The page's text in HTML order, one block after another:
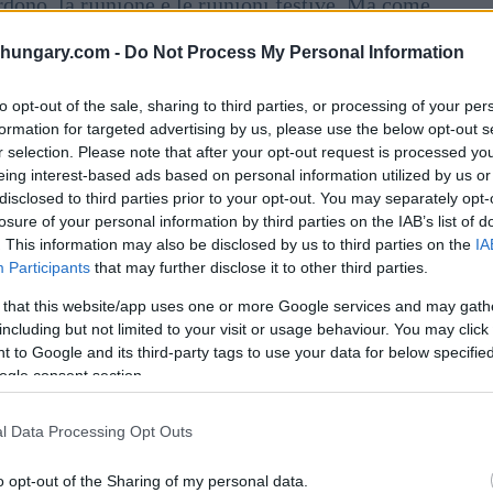
- Do Not Process My Personal Information
opt-out of the sale, sharing to third parties, or processing of your
for targeted advertising by us, please use the below opt-out
selection. Please note that after your opt-out request is processed
interest-based ads based on personal information utilized by us
to third parties prior to your opt-out. You may separately
of your personal information by third parties on the IAB’s list of
This information may also be disclosed by us to third parties on the
Participants that may further disclose it to other third parties.
that this website/app uses one or more Google services and may
but not limited to your visit or usage behaviour. You may
to Google and its third-party tags to use your data for below
consent section.
Data Processing Opt Outs
opt-out of the Sharing of my personal data.
chilometri di distanza da casa?
una miscela di emozioni, tra cui la gratitudine, la
vibrante dell’Indonesia, offre un
vita quotidiana. La chiamata alla preghiera risuona
vendono takjil (snack per rompere il digiuno)
sera.
più tranquillo. Pertanto, per gli indonesiani,
è più privata.
ha condiviso che: “Il Ramadan in Ungheria è più